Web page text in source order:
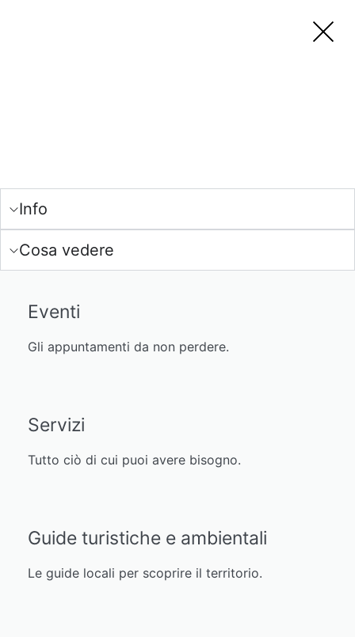
Info
Cosa vedere
Eventi
Gli appuntamenti da non perdere.
Servizi
Tutto ciò di cui puoi avere bisogno.
Guide turistiche e ambientali
Le guide locali per scoprire il territorio.